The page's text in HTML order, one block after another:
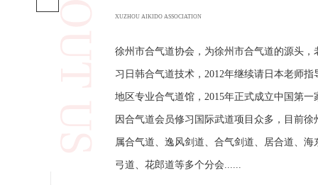
XUZHOU AIKIDO ASSOCIATION
徐州市合气道协会，为徐州市合气道的源头，
习日韩合气道技术，2012年继续请日本老师指
地区专业合气道馆，2015年正式成立中国第
因合气道会员修习国际武道项目众多，目前徐
属合气道、逸风剑道、合气剑道、居合道、海
弓道、花郎道等多个分会......